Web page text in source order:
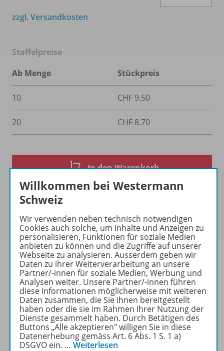
zzgl. Versandkosten
Staffelpreise
Ab Menge
Stückpreis
10 CHF 9.50
20 CHF 8.70
In den Warenkorb
Produktinformationen
Beschreibung
Willkommen bei Westermann
Schweiz
Wir verwenden neben technisch notwendigen
Cookies auch solche, um Inhalte und Anzeigen zu
personalisieren, Funktionen für soziale Medien
anbieten zu können und die Zugriffe auf unserer
Webseite zu analysieren. Ausserdem geben wir
Daten zu ihrer Weiterverarbeitung an unsere
Partner/-innen für soziale Medien, Werbung und
Analysen weiter. Unsere Partner/-innen führen
diese Informationen möglicherweise mit weiteren
Daten zusammen, die Sie ihnen bereitgestellt
haben oder die sie im Rahmen Ihrer Nutzung der
Dienste gesammelt haben. Durch Betätigen des
Buttons „Alle akzeptieren" willigen Sie in diese
Datenerhebung gemäss Art. 6 Abs. 1 S. 1 a)
DSGVO ein. … Weiterlesen